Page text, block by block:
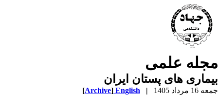
علمی
های پستان ایران
مرداد 1405 |
English
[Archive]